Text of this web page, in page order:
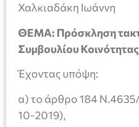
Χαλκιαδάκη Ιωάννη
ΘΕΜΑ: Πρόσκληση
Συμβουλίου
Έχοντας υπόψη:
α) το άρθρο 184
10-2019),